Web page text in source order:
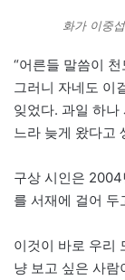
화가 이중섭
“어른들 말씀이
그러니 자네도 이
잊었다. 과일 하
느라 늦게 왔다고
구상 시인은
를 서재에 걸어 두
이것이 바로 우리
냥 보고 싶은 사람